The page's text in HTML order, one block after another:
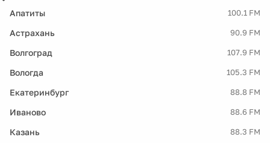
Апатиты 100.1 FM
Астрахань 90.9 FM
Волгоград 107.9 FM
Вологда 105.3 FM
Екатеринбург 88.8 FM
Иваново 88.6 FM
Казань 88.3 FM